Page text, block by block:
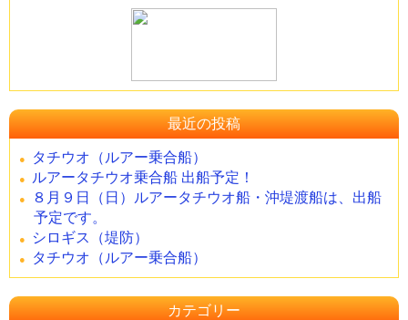
最近の投稿
タチウオ（ルアー乗合船）
ルアータチウオ乗合船 出船予定！
８月９日（日）ルアータチウオ船・沖堤渡船は、出船
予定です。
シロギス（堤防）
タチウオ（ルアー乗合船）
カテゴリー